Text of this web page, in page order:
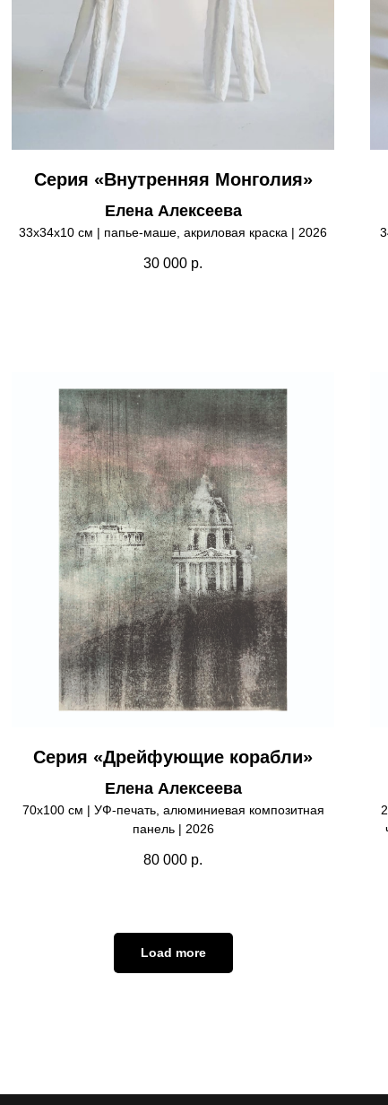
Серия «Внутренняя Монголия»
Елена Алексеева
33х34х10 см | папье-маше, акриловая краска | 2026
30 000 р.
Серия «Дрейфующие корабли»
Елена Алексеева
70х100 см | УФ-печать, алюминиевая композитная
панель | 2026
80 000 р.
Load more